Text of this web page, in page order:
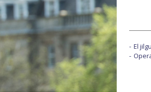
El